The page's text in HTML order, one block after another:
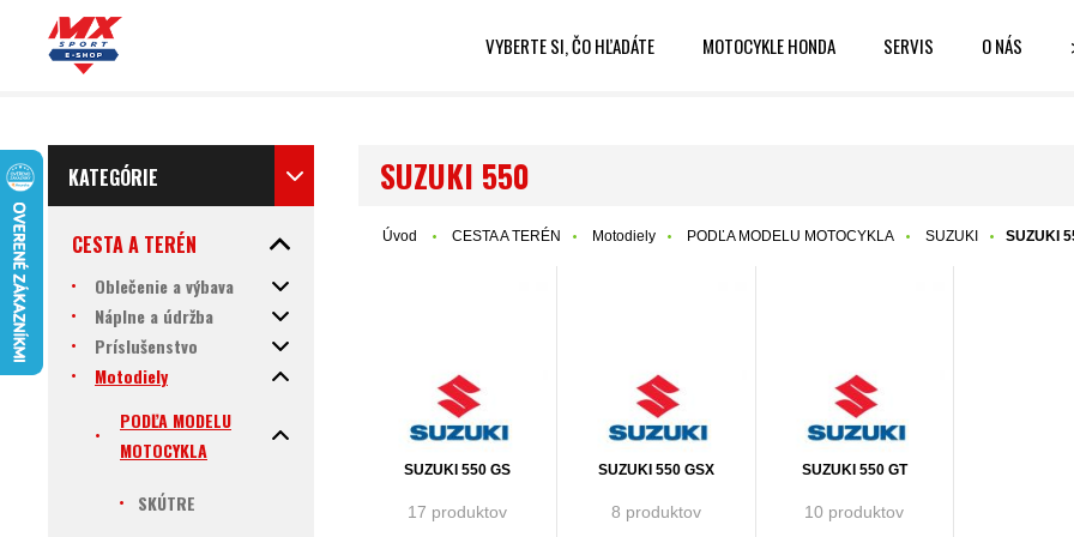
VYBERTE SI, ČO HĽADÁTE MOTOCYKLE HONDA SERVIS O NÁS
KATEGÓRIE
CESTA A TERÉN
Oblečenie a výbava
Náplne a údržba
Príslušenstvo
Motodiely
PODĽA MODELU
MOTOCYKLA
SKÚTRE
SUZUKI 550
Úvod CESTA A TERÉN Motodiely PODĽA MODELU MOTOCYKLA SUZUKI SUZUKI
SUZUKI 550 GS
17 produktov
SUZUKI 550 GSX
8 produktov
SUZUKI 550 GT
10 produktov